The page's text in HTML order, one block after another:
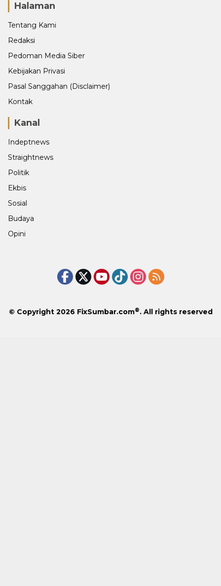
Halaman
Tentang Kami
Redaksi
Pedoman Media Siber
Kebijakan Privasi
Pasal Sanggahan (Disclaimer)
Kontak
Kanal
Indeptnews
Straightnews
Politik
Ekbis
Sosial
Budaya
Opini
© Copyright 2026 FixSumbar.com®. All rights reserved